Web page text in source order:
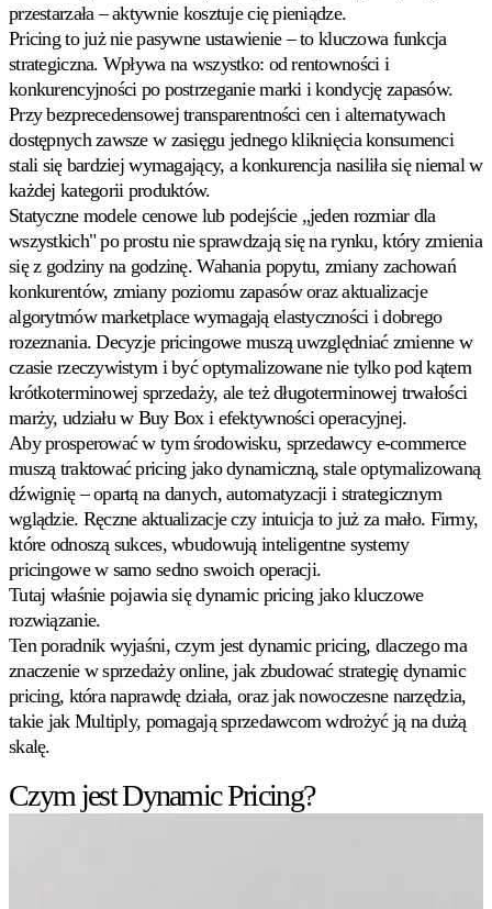
Najniższa
cena
końcowa
Utrzymuj
tuż
poniżej
widocznej
ceny
całkowitej.
Cross-
catalog
Koordynuj
ceny
w
całym
katalogu
produktów.
Stock-
aware
Pozwól,
by
poziom
zapasów
kierował
Twoimi
cenami.
Velocity
pricing
Pricing
dopasowany
sprzedaży.
Jak
wypada
Multiply
na
tle
konkurencji
Sprawdź
przestarzała – aktywnie kosztuje cię pieniądze.
Pricing to już nie pasywne ustawienie – to kluczowa funkcja
strategiczna. Wpływa na wszystko: od rentowności i
konkurencyjności po postrzeganie marki i kondycję zapasów.
Przy bezprecedensowej transparentności cen i alternatywach
dostępnych zawsze w zasięgu jednego kliknięcia konsumenci
stali się bardziej wymagający, a konkurencja nasiliła się niemal w
każdej kategorii produktów.
Statyczne modele cenowe lub podejście „jeden rozmiar dla
wszystkich" po prostu nie sprawdzają się na rynku, który zmienia
się z godziny na godzinę. Wahania popytu, zmiany zachowań
konkurentów, zmiany poziomu zapasów oraz aktualizacje
algorytmów marketplace wymagają elastyczności i dobrego
rozeznania. Decyzje pricingowe muszą uwzględniać zmienne w
czasie rzeczywistym i być optymalizowane nie tylko pod kątem
krótkoterminowej sprzedaży, ale też długoterminowej trwałości
marży, udziału w Buy Box i efektywności operacyjnej.
Aby prosperować w tym środowisku, sprzedawcy e-commerce
muszą traktować pricing jako dynamiczną, stale optymalizowaną
dźwignię – opartą na danych, automatyzacji i strategicznym
wglądzie. Ręczne aktualizacje czy intuicja to już za mało. Firmy,
które odnoszą sukces, wbudowują inteligentne systemy
pricingowe w samo sedno swoich operacji.
Tutaj właśnie pojawia siędynamic pricing jako kluczowe
rozwiązanie.
Ten poradnik wyjaśni, czym jest dynamic pricing, dlaczego ma
znaczenie w sprzedaży online, jak zbudować strategię dynamic
pricing, która naprawdę działa, oraz jak nowoczesne narzędzia,
takie jak Multiply, pomagają sprzedawcom wdrożyć ją na dużą
skalę.
Czym jest Dynamic Pricing?